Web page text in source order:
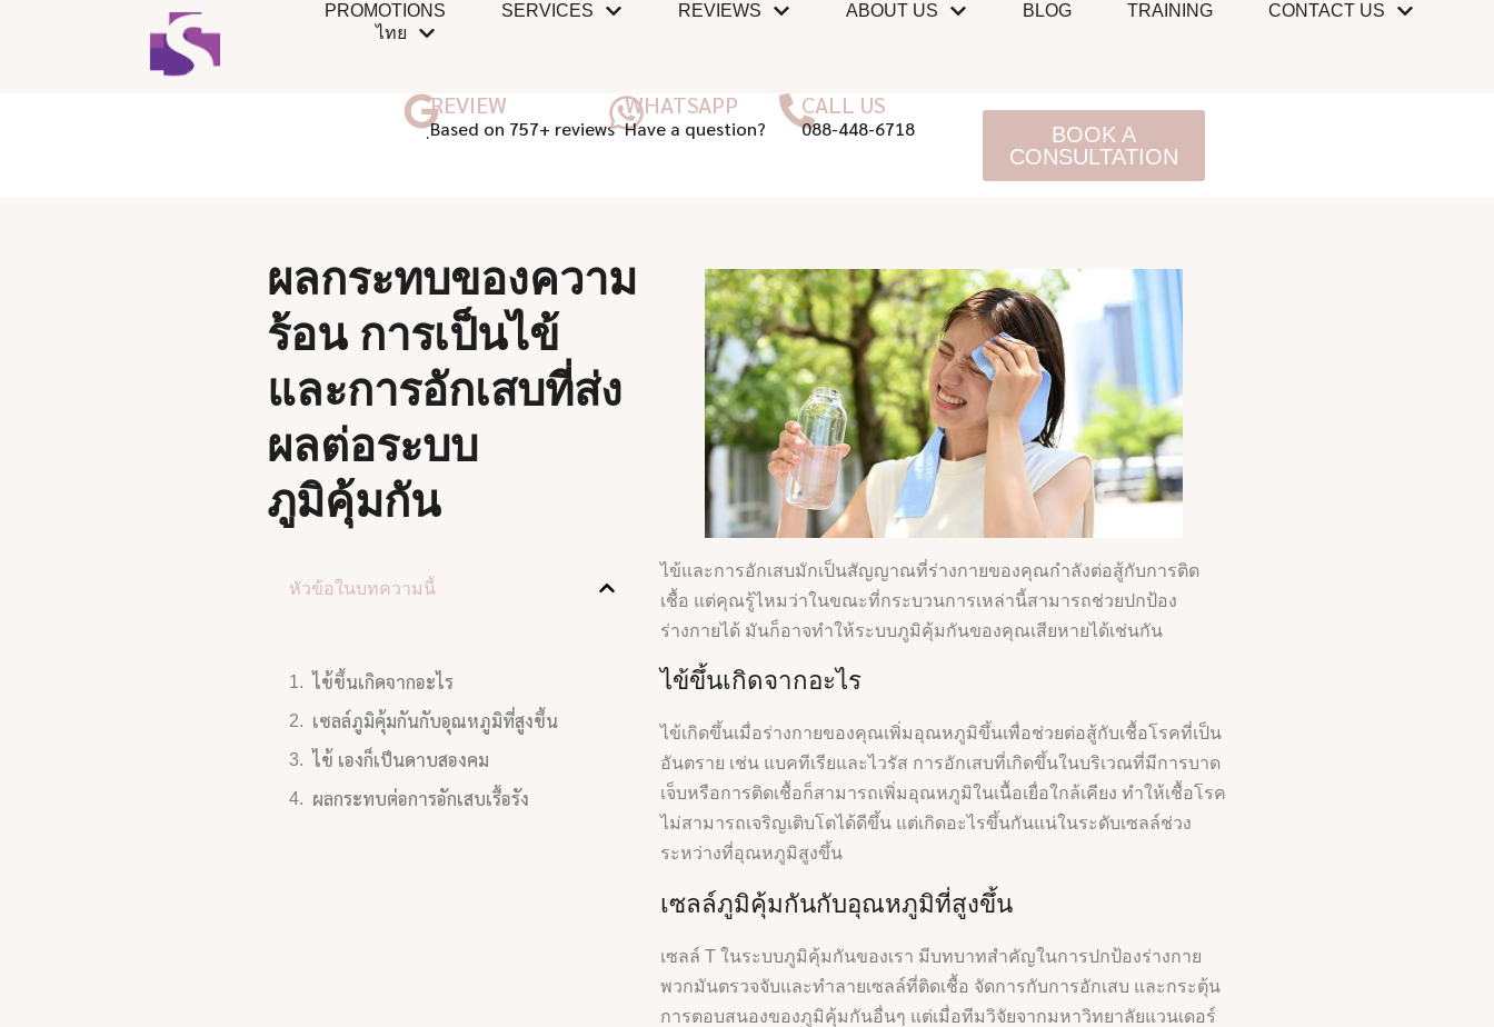
PROMOTIONS SERVICES REVIEWS ABOUT US BLOG TRAINING
CONTACT US
ไทย
REVIEW
ฺBased on 757+ reviews
WHATSAPP
Have a question?
CALL US
088-448-6718
BOOK A
CONSULTATION
ผลกระทบของความ
ร้อน การเป็นไข้
และการอักเสบที่ส่ง
ผลต่อระบบ
ภูมิคุ้มกัน
หัวข้อในบทความนี้
ไข้ขึ้นเกิดจากอะไร
เซลล์ภูมิคุ้มกันกับอุณหภูมิที่สูงขึ้น
ไข้ เองก็เป็นดาบสองคม
ผลกระทบต่อการอักเสบเรื้อรัง
ไข้และการอักเสบมักเป็นสัญญาณที่ร่างกายของคุณกำลังต่อสู้กับการติด
เชื้อ แต่คุณรู้ไหมว่าในขณะที่กระบวนการเหล่านี้สามารถช่วยปกป้อง
ร่างกายได้ มันก็อาจทำให้ระบบภูมิคุ้มกันของคุณเสียหายได้เช่นกัน
ไข้ขึ้นเกิดจากอะไร
ไข้เกิดขึ้นเมื่อร่างกายของคุณเพิ่มอุณหภูมิขึ้นเพื่อช่วยต่อสู้กับเชื้อโรคที่เป็น
อันตราย เช่น แบคทีเรียและไวรัส การอักเสบที่เกิดขึ้นในบริเวณที่มีการบาด
เจ็บหรือการติดเชื้อก็สามารถเพิ่มอุณหภูมิในเนื้อเยื่อใกล้เคียง ทำให้เชื้อโรค
ไม่สามารถเจริญเติบโตได้ดีขึ้น แต่เกิดอะไรขึ้นกันแน่ในระดับเซลล์ช่วง
ระหว่างที่อุณหภูมิสูงขึ้น
เซลล์ภูมิคุ้มกันกับอุณหภูมิที่สูงขึ้น
เซลล์ T ในระบบภูมิคุ้มกันของเรา มีบทบาทสำคัญในการปกป้องร่างกาย
พวกมันตรวจจับและทำลายเซลล์ที่ติดเชื้อ จัดการกับการอักเสบ และกระตุ้น
การตอบสนองของภูมิคุ้มกันอื่นๆ แต่เมื่อทีมวิจัยจากมหาวิทยาลัยแวนเดอร์